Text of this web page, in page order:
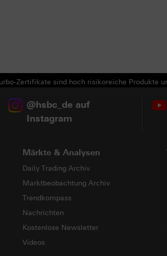
Zertifikate sind hoch risikoreiche Produkte
@hsbc_de auf
Instagram
Märkte & Analysen
Daily Trading Archiv
Marktbeobachtung Archiv
Trendkompass
Nachrichten
Kostenlose Newsletter
Videos